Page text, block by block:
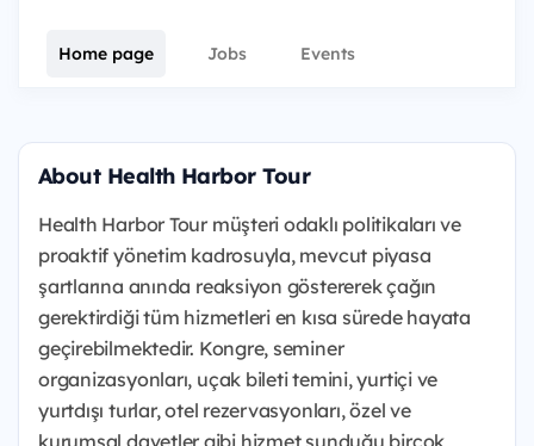
Home page Jobs Events
About Health Harbor Tour
Health Harbor Tour müşteri odaklı politikaları ve
proaktif yönetim kadrosuyla, mevcut piyasa
şartlarına anında reaksiyon göstererek çağın
gerektirdiği tüm hizmetleri en kısa sürede hayata
geçirebilmektedir. Kongre, seminer
organizasyonları, uçak bileti temini, yurtiçi ve
yurtdışı turlar, otel rezervasyonları, özel ve
kurumsal davetler gibi hizmet sunduğu birçok